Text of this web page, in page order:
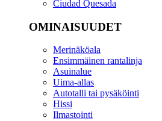
Ciudad Quesada
OMINAISUUDET
Merinäköala
Ensimmäinen rantalinja
Asuinalue
Uima-allas
Autotalli tai pysäköinti
Hissi
Ilmastointi